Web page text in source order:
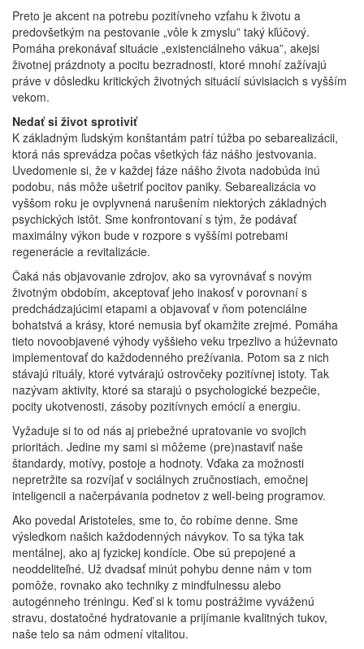
Preto je akcent na potrebu pozitívneho vzťahu k životu a
predovšetkým na pestovanie „vôle k zmyslu” taký kľúčový.
Pomáha prekonávať situácie „existenciálneho vákua”, akejsi
životnej prázdnoty a pocitu bezradnosti, ktoré mnohí zažívajú
práve v dôsledku kritických životných situácií súvisiacich s vyšším
vekom.
Nedať si život sprotiviť
K základným ľudským konštantám patrí túžba po sebarealizácii,
ktorá nás sprevádza počas všetkých fáz nášho jestvovania.
Uvedomenie si, že v každej fáze nášho života nadobúda inú
podobu, nás môže ušetriť pocitov paniky. Sebarealizácia vo
vyššom roku je ovplyvnená narušením niektorých základných
psychických istôt. Sme konfrontovaní s tým, že podávať
maximálny výkon bude v rozpore s vyššími potrebami
regenerácie a revitalizácie.
Čaká nás objavovanie zdrojov, ako sa vyrovnávať s novým
životným obdobím, akceptovať jeho inakosť v porovnaní s
predchádzajúcimi etapami a objavovať v ňom potenciálne
bohatstvá a krásy, ktoré nemusia byť okamžite zrejmé. Pomáha
tieto novoobjavené výhody vyššieho veku trpezlivo a húževnato
implementovať do každodenného prežívania. Potom sa z nich
stávajú rituály, ktoré vytvárajú ostrovčeky pozitívnej istoty. Tak
nazývam aktivity, ktoré sa starajú o psychologické bezpečie,
pocity ukotvenosti, zásoby pozitívnych emócií a energiu.
Vyžaduje si to od nás aj priebežné upratovanie vo svojich
prioritách. Jedine my sami si môžeme (pre)nastaviť naše
štandardy, motívy, postoje a hodnoty. Vďaka za možnosti
nepretržite sa rozvíjať v sociálnych zručnostiach, emočnej
inteligencii a načerpávania podnetov z well-being programov.
Ako povedal Aristoteles, sme to, čo robíme denne. Sme
výsledkom našich každodenných návykov. To sa týka tak
mentálnej, ako aj fyzickej kondície. Obe sú prepojené a
neoddeliteľné. Už dvadsať minút pohybu denne nám v tom
pomôže, rovnako ako techniky z mindfulnessu alebo
autogénneho tréningu. Keď si k tomu postrážime vyváženú
stravu, dostatočné hydratovanie a prijímanie kvalitných tukov,
naše telo sa nám odmení vitalitou.